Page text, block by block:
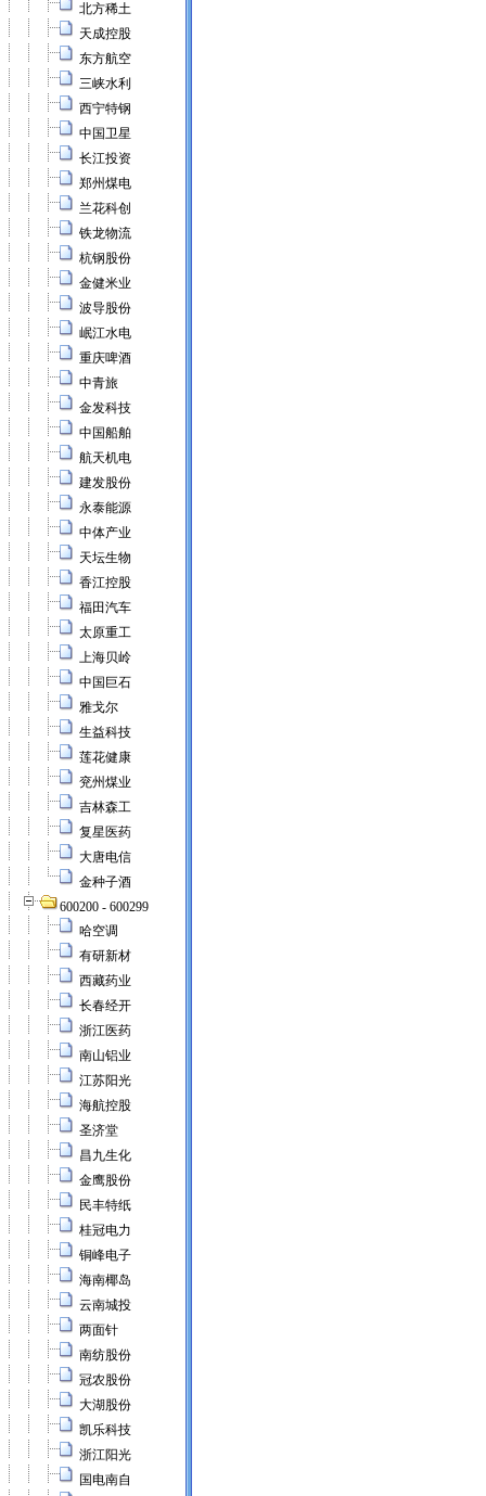
北方稀土
天成控股
东方航空
三峡水利
西宁特钢
中国卫星
长江投资
郑州煤电
兰花科创
铁龙物流
杭钢股份
金健米业
波导股份
岷江水电
重庆啤酒
中青旅
金发科技
中国船舶
航天机电
建发股份
永泰能源
中体产业
天坛生物
香江控股
福田汽车
太原重工
上海贝岭
中国巨石
雅戈尔
生益科技
莲花健康
兖州煤业
吉林森工
复星医药
大唐电信
金种子酒
600200 - 600299
哈空调
有研新材
西藏药业
长春经开
浙江医药
南山铝业
江苏阳光
海航控股
圣济堂
昌九生化
金鹰股份
民丰特纸
桂冠电力
铜峰电子
海南椰岛
云南城投
两面针
南纺股份
冠农股份
大湖股份
凯乐科技
浙江阳光
国电南自